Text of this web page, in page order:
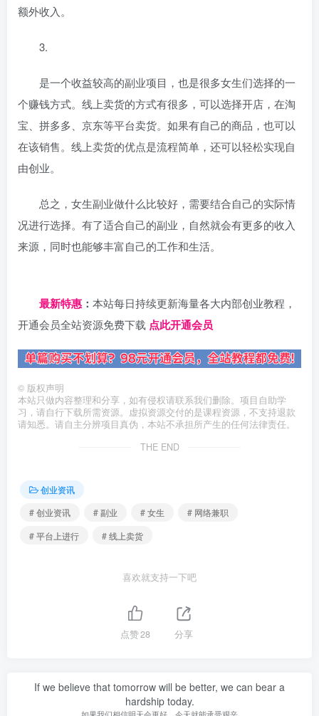
额外收入。
3.
是一个收益较高的副业项目，也是很多女生们选择的一
个赚钱方式。线上卖货的方式有很多，可以选择开店，在淘
宝、拼多多、京东等平台卖货。如果有自己的商品，也可以
在该销售。线上卖货的优点是流程简单，还可以轻松实现自
由创业。
总之，女生副业做什么比较好，需要结合自己的实际情
况进行选择。有了适合自己的副业，自然就会有更多的收入
来源，同时也能够丰富自己的工作和生活。
最新特惠 ： 本站每日持续更新海量各大内部创业教程，
开通会员全站资源免费下载 点此开通会员
© 版权声明
本站只做内容整理和分享，如有侵权请联系我们删除。项目自助学
习，请自行下载所需资源。虚拟资源交付的是课程资源，不支持退款
请知悉。请自主分辨项目真伪，本站不承担所产生的任何法律责任。
THE END
创业资讯
# 创业资讯
# 副业 # 女生
# 网络兼职
# 平台上进行
# 线上卖货
喜欢就支持一下吧
点赞28 分享
If we believe that tomorrow will be better, we can bear a
hardship today.
如果我们相信明天会更好，今天就能承受艰辛